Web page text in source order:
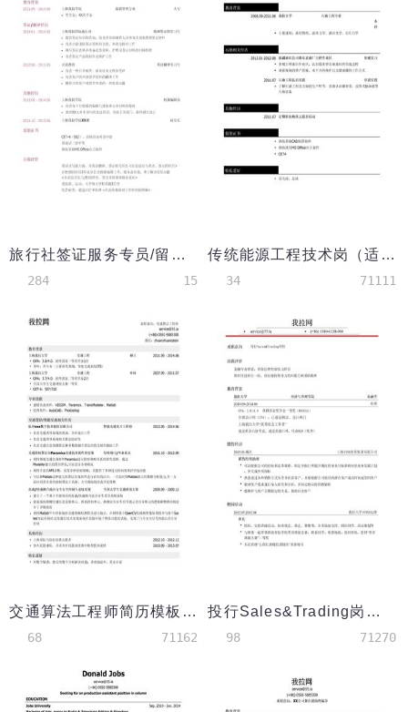
旅行社签证服务专员/留学机构签证服务专员岗位个人简历模板
284 15
传统能源工程技术岗（适用于石油天然气煤炭矿石等行业）简历模板
34 71111
交通算法工程师简历模板（应届生初级岗位）
68 71162
投行Sales&Trading岗位简历模板
98 71270